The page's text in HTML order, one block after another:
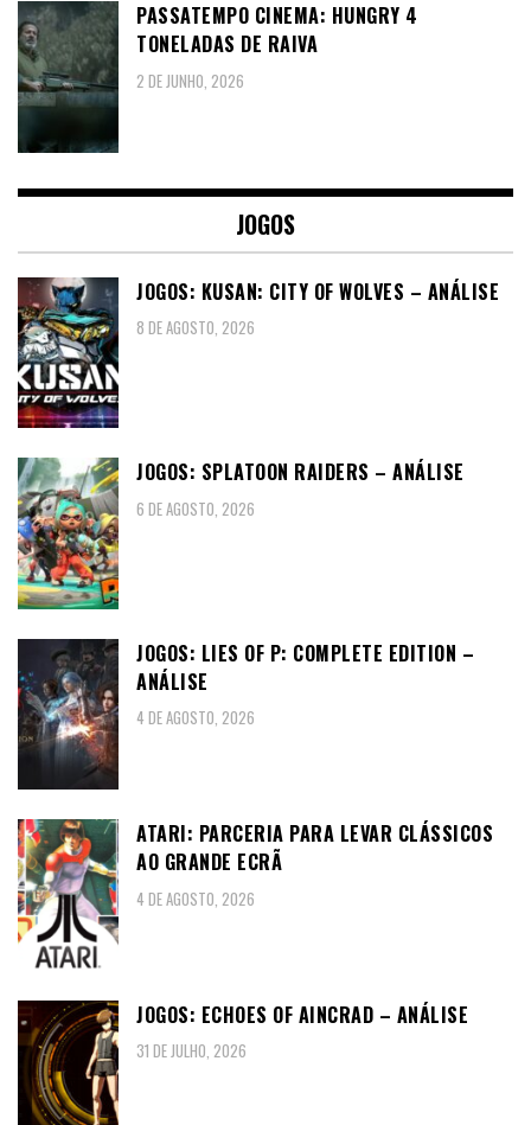
PASSATEMPO CINEMA: HUNGRY 4
TONELADAS DE RAIVA
2 DE JUNHO, 2026
JOGOS
JOGOS: KUSAN: CITY OF WOLVES – ANÁLISE
8 DE AGOSTO, 2026
JOGOS: SPLATOON RAIDERS – ANÁLISE
6 DE AGOSTO, 2026
JOGOS: LIES OF P: COMPLETE EDITION –
ANÁLISE
4 DE AGOSTO, 2026
ATARI: PARCERIA PARA LEVAR CLÁSSICOS
AO GRANDE ECRÃ
4 DE AGOSTO, 2026
JOGOS: ECHOES OF AINCRAD – ANÁLISE
31 DE JULHO, 2026